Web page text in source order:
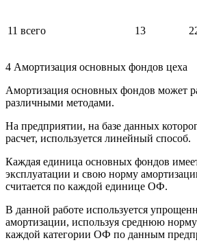
11 всего 13
4 Амортизация основных фондов цеха
Амортизация основных фондов может
различными методами.
На предприятии, на базе данных
расчет, используется линейный способ.
Каждая единица основных фондов
эксплуатации и свою норму
считается по каждой единице ОФ.
В данной работе используется
амортизации, используя среднюю
каждой категории ОФ по данным